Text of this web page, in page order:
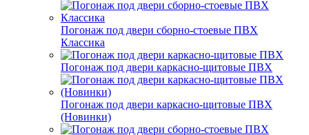
Погонаж под двери сборно-стоевые ПВХ
Классика
Погонаж под двери каркасно-щитовые ПВХ
Погонаж под двери каркасно-щитовые ПВХ
(Новинки)